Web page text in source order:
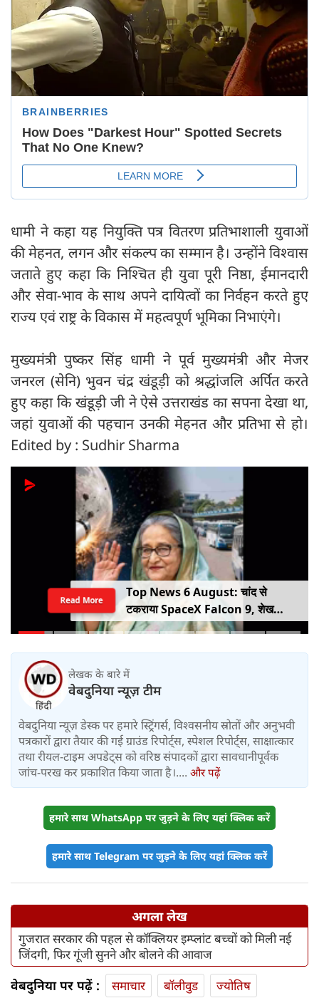
धामी ने कहा यह नियुक्ति पत्र वितरण प्रतिभाशाली युवाओं
की मेहनत, लगन और संकल्प का सम्मान है। उन्होंने विश्वास
जताते हुए कहा कि निश्चित ही युवा पूरी निष्ठा, ईमानदारी
और सेवा-भाव के साथ अपने दायित्वों का निर्वहन करते हुए
राज्य एवं राष्ट्र के विकास में महत्वपूर्ण भूमिका निभाएंगे।
मुख्यमंत्री पुष्कर सिंह धामी ने पूर्व मुख्यमंत्री और मेजर
जनरल (सेनि) भुवन चंद्र खंडूड़ी को श्रद्धांजलि अर्पित करते
हुए कहा कि खंडूड़ी जी ने ऐसे उत्तराखंड का सपना देखा था,
जहां युवाओं की पहचान उनकी मेहनत और प्रतिभा से हो।
Edited by : Sudhir Sharma
Top News 6 August: चांद से
टकराया SpaceX Falcon 9, शेख
हसीना की घर वापसी का ऐलान, MP में बस
Read More
लेखक के बारे में
वेबदुनिया न्यूज़ टीम
वेबदुनिया न्यूज़ डेस्क पर हमारे स्ट्रिंगर्स, विश्वसनीय स्रोतों और अनुभवी
पत्रकारों द्वारा तैयार की गई ग्राउंड रिपोर्ट्स, स्पेशल रिपोर्ट्स, साक्षात्कार
तथा रीयल-टाइम अपडेट्स को वरिष्ठ संपादकों द्वारा सावधानीपूर्वक
जांच-परख कर प्रकाशित किया जाता है।.... और पढ़ें
हमारे साथ WhatsApp पर जुड़ने के लिए यहां क्लिक करें
हमारे साथ Telegram पर जुड़ने के लिए यहां क्लिक करें
अगला लेख
गुजरात सरकार की पहल से कॉक्लियर इम्प्लांट बच्चों को मिली नई
जिंदगी, फिर गूंजी सुनने और बोलने की आवाज
वेबदुनिया पर पढ़ें : समाचार बॉलीवुड
ज्योतिष